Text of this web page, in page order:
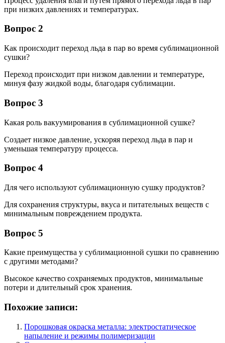
при низких давлениях и температурах.
Вопрос 2
Как происходит переход льда в пар во время сублимационной
сушки?
Переход происходит при низком давлении и температуре,
минуя фазу жидкой воды, благодаря сублимации.
Вопрос 3
Какая роль вакуумирования в сублимационной сушке?
Создает низкое давление, ускоряя переход льда в пар и
уменьшая температуру процесса.
Вопрос 4
Для чего используют сублимационную сушку продуктов?
Для сохранения структуры, вкуса и питательных веществ с
минимальным повреждением продукта.
Вопрос 5
Какие преимущества у сублимационной сушки по сравнению
с другими методами?
Высокое качество сохраняемых продуктов, минимальные
потери и длительный срок хранения.
Похожие записи:
Порошковая окраска металла: электростатическое
напыление и режимы полимеризации